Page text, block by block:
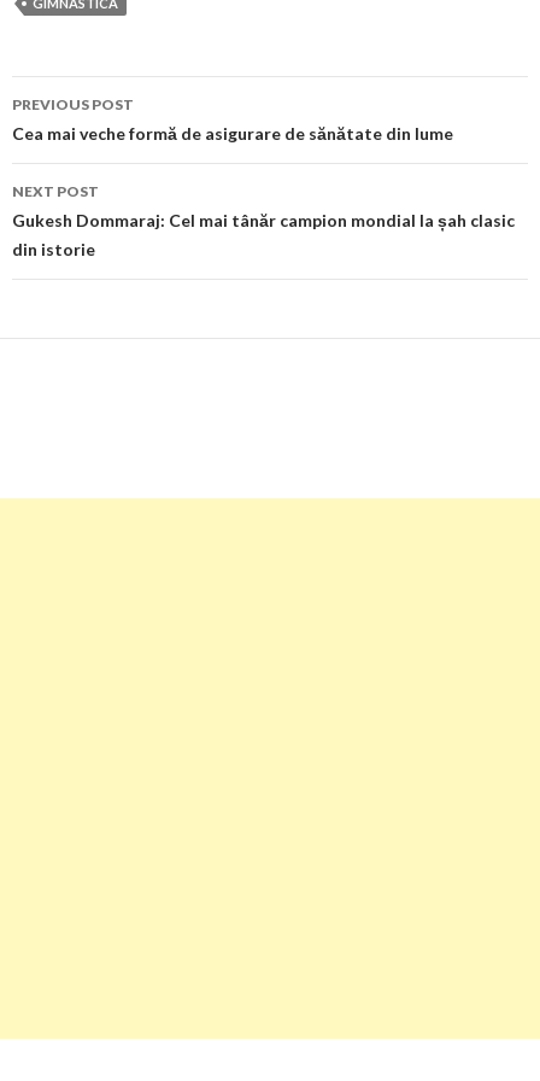
GIMNASTICA
Post
navigation
PREVIOUS POST
Cea mai veche formă de asigurare de sănătate din lume
NEXT POST
Gukesh Dommaraj: Cel mai tânăr campion mondial la șah clasic
din istorie